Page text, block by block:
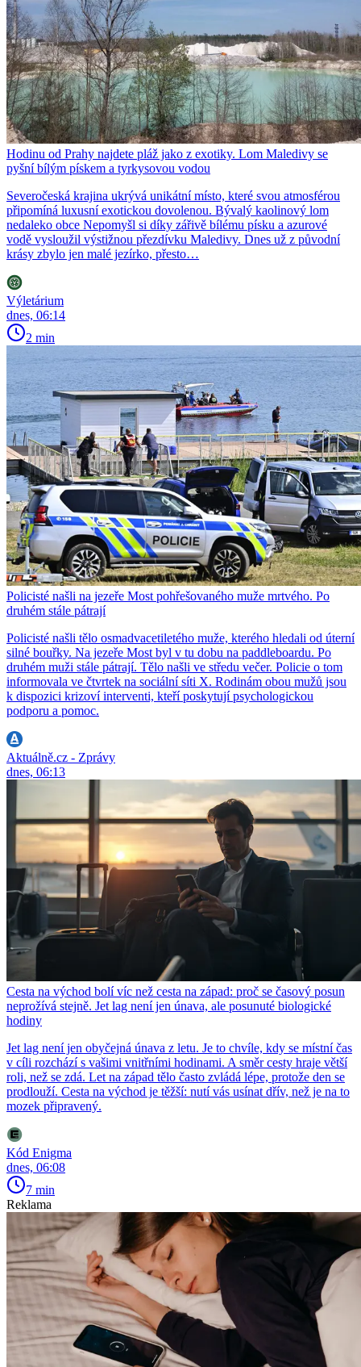
Hodinu od Prahy najdete pláž jako z exotiky. Lom Maledivy se
pyšní bílým pískem a tyrkysovou vodou
Severočeská krajina ukrývá unikátní místo, které svou atmosférou
připomíná luxusní exotickou dovolenou. Bývalý kaolinový lom
nedaleko obce Nepomyšl si díky zářivě bílému písku a azurové
vodě vysloužil výstižnou přezdívku Maledivy. Dnes už z původní
krásy zbylo jen malé jezírko, přesto…
Výletárium
dnes, 06:14
2 min
Policisté našli na jezeře Most pohřešovaného muže mrtvého. Po
druhém stále pátrají
Policisté našli tělo osmadvacetiletého muže, kterého hledali od úterní
silné bouřky. Na jezeře Most byl v tu dobu na paddleboardu. Po
druhém muži stále pátrají. Tělo našli ve středu večer. Policie o tom
informovala ve čtvrtek na sociální síti X. Rodinám obou mužů jsou
k dispozici krizoví interventi, kteří poskytují psychologickou
podporu a pomoc.
Aktuálně.cz - Zprávy
dnes, 06:13
Cesta na východ bolí víc než cesta na západ: proč se časový posun
neprožívá stejně. Jet lag není jen únava, ale posunuté biologické
hodiny
Jet lag není jen obyčejná únava z letu. Je to chvíle, kdy se místní čas
v cíli rozchází s vašimi vnitřními hodinami. A směr cesty hraje větší
roli, než se zdá. Let na západ tělo často zvládá lépe, protože den se
prodlouží. Cesta na východ je těžší: nutí vás usínat dřív, než je na to
mozek připravený.
Kód Enigma
dnes, 06:08
7 min
Reklama